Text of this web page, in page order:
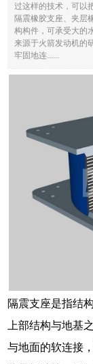
过这样的技术，可以
隔震橡胶支座、夹层
构构件，可承受大的
来源于火箭发动机的
牢固地连......
隔震支座是指结
上部结构与地基
与地面的软连接